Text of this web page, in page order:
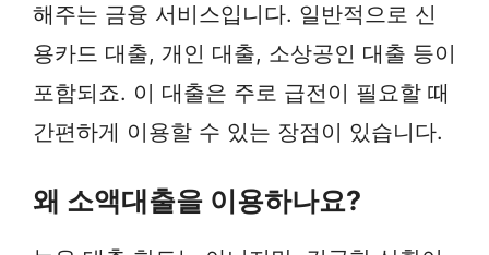
해주는 금융 서비스입니다. 일반적으로 신
용카드 대출, 개인 대출, 소상공인 대출 등이
포함되죠. 이 대출은 주로 급전이 필요할 때
간편하게 이용할 수 있는 장점이 있습니다.
왜 소액대출을 이용하나요?